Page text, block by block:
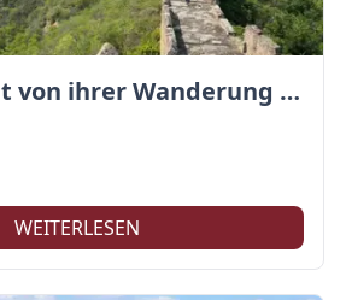
Maria erzählt von ihrer Wanderung auf der Großen Mauer
WEITERLESEN